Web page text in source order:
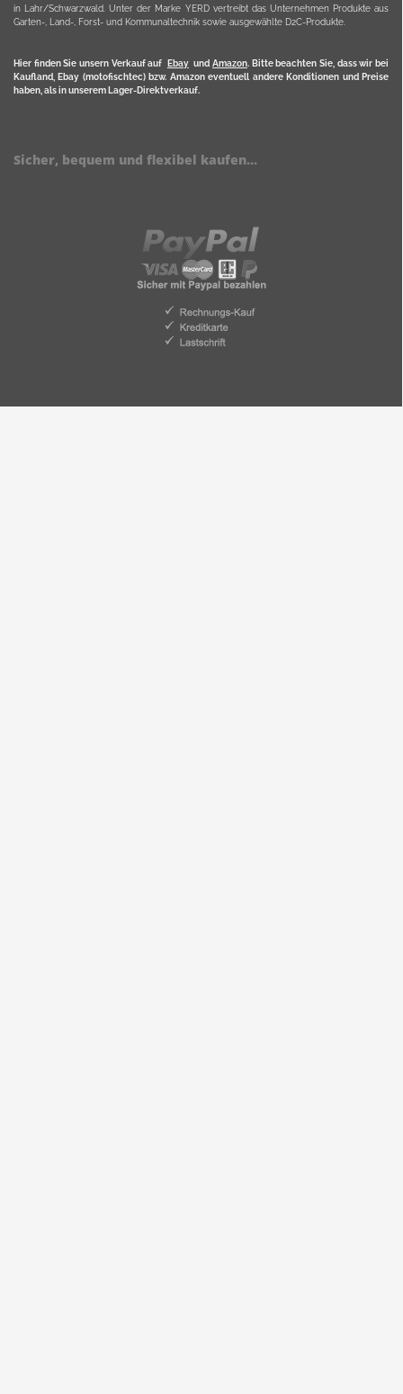
in Lahr/Schwarzwald. Unter der Marke YERD vertreibt das Unternehmen Produkte aus
Garten-, Land-, Forst- und Kommunaltechnik sowie ausgewählte D2C-Produkte.
Hier finden Sie unsern Verkauf auf Ebayund Amazon. Bitte beachten Sie, dass wir bei
Kaufland, Ebay (motofischtec) bzw. Amazon eventuell andere Konditionen und Preise
haben, als in unserem Lager-Direktverkauf.
Sicher, bequem und flexibel kaufen...